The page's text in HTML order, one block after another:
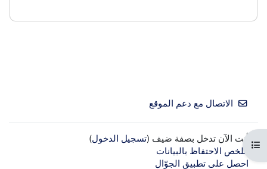
فتح فهرس المقرر
الاتصال مع دعم الموقع
أنت الآن تدخل بصفة ضيف (تسجيل الدخول)
ملخص الاحتفاظ بالبيانات
احصل على تطبيق الجوّال